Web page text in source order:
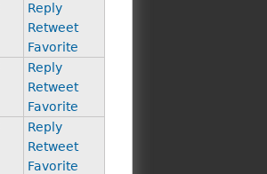
Reply
Retweet
Favorite
Reply
Retweet
Favorite
Reply
Retweet
Favorite